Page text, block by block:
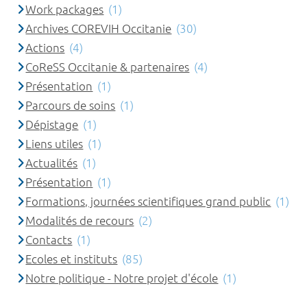
Work packages (1)
Archives COREVIH Occitanie (30)
Actions (4)
CoReSS Occitanie & partenaires (4)
Présentation (1)
Parcours de soins (1)
Dépistage (1)
Liens utiles (1)
Actualités (1)
Présentation (1)
Formations, journées scientifiques grand public (1)
Modalités de recours (2)
Contacts (1)
Ecoles et instituts (85)
Notre politique - Notre projet d'école (1)